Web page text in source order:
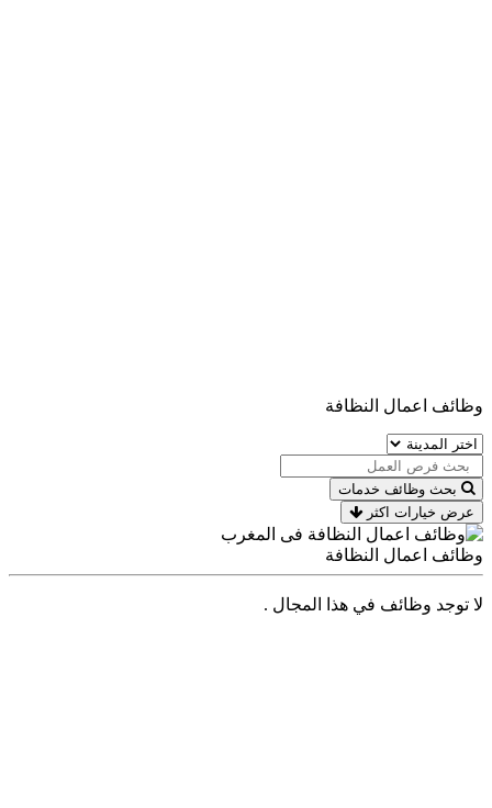
وظائف اعمال النظافة
بحث وظائف خدمات
عرض خيارات اكثر
وظائف اعمال النظافة
لا توجد وظائف في هذا المجال .